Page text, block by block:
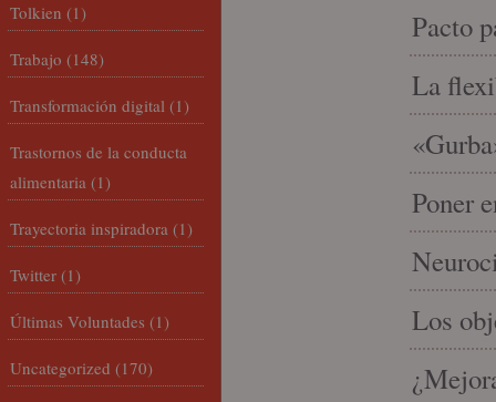
Pacto
La
Poner
Los
Tolkien (1)
Trabajo (148)
Transformación digital (1)
Trastornos de la conducta
alimentaria (1)
Trayectoria inspiradora (1)
Twitter (1)
Últimas Voluntades (1)
Uncategorized (170)